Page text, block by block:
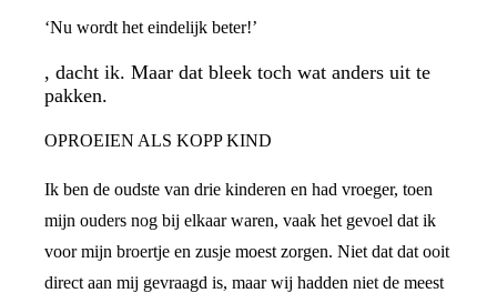
‘Nu wordt het eindelijk beter!’
, dacht ik. Maar dat bleek toch wat anders uit te
pakken.
OPROEIEN ALS KOPP KIND
Ik ben de oudste van drie kinderen en had vroeger, toen
mijn ouders nog bij elkaar waren, vaak het gevoel dat ik
voor mijn broertje en zusje moest zorgen. Niet dat dat ooit
direct aan mij gevraagd is, maar wij hadden niet de meest